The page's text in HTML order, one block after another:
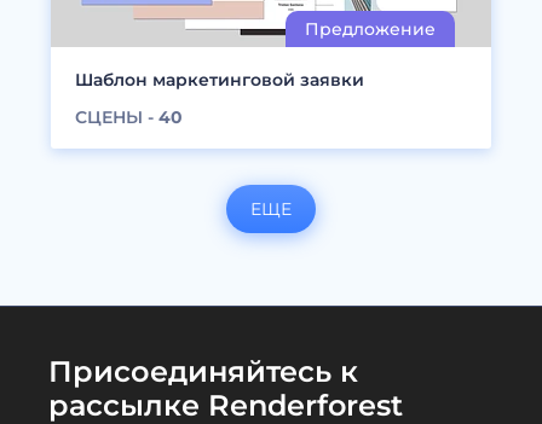
Шаблон маркетинговой заявки
СЦЕНЫ - 40
ЕЩЕ
Присоединяйтесь к
рассылке Renderforest